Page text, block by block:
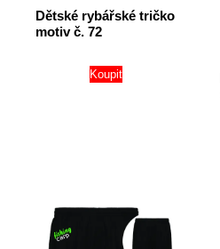
Dětské rybářské tričko
motiv č. 72
Koupit